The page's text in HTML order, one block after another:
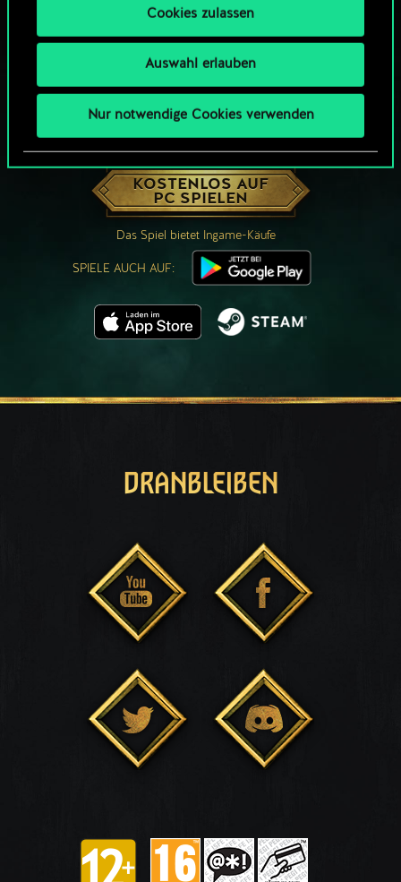
Cookies zulassen
Auswahl erlauben
Nur notwendige Cookies verwenden
WIE WÄR’S MIT EINER RUNDE GWENT?
KOSTENLOS AUF
PC SPIELEN
Das Spiel bietet Ingame-Käufe
SPIELE AUCH AUF:
DRANBLEIBEN